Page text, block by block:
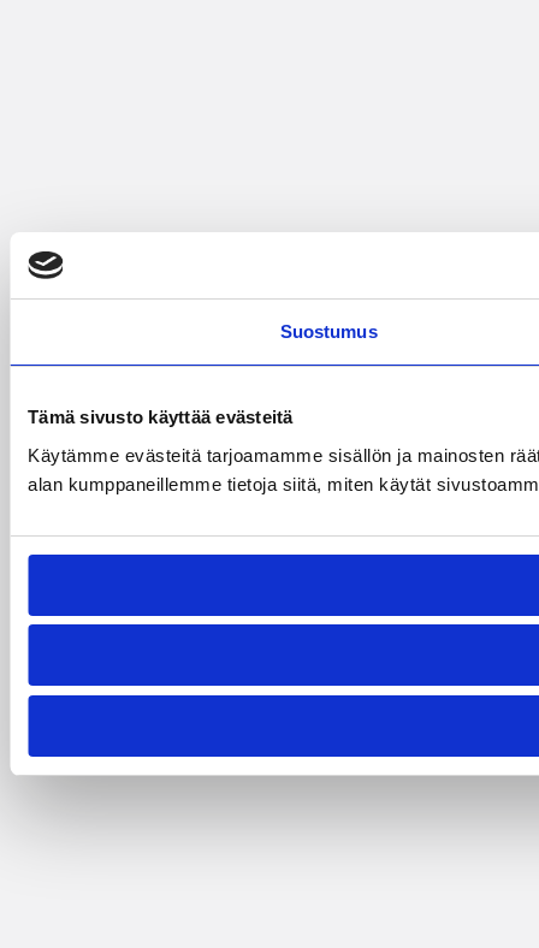
Suostumus
Tämä sivusto käyttää evästeitä
Käytämme evästeitä tarjoamamme sisällön ja mainosten
alan kumppaneillemme tietoja siitä, miten käytät